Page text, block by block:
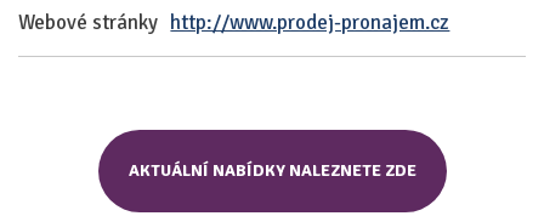
Webové stránky http://www.prodej-pronajem.cz
AKTUÁLNÍ NABÍDKY NALEZNETE ZDE